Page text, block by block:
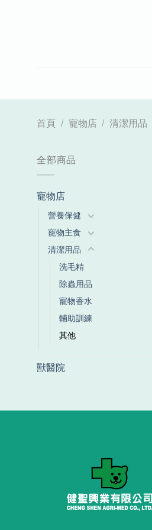
首頁 / 寵物店 / 清潔用品
全部商品
寵物店
營養保健
寵物主食
清潔用品
洗毛精
除蟲用品
寵物香水
輔助訓練
其他
獸醫院